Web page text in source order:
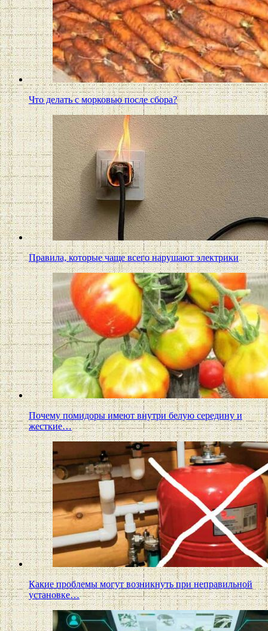
Что делать с морковью после сбора?
Правила, которые чаще всего нарушают электрики
Почему помидоры имеют внутри белую середину и
жесткие…
Какие проблемы могут возникнуть при неправильной
установке…